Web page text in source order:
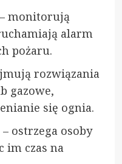
monitorują
alarm
pożaru.
rozwiązania
gazowe,
się ognia.
– ostrzega osoby
im czas na